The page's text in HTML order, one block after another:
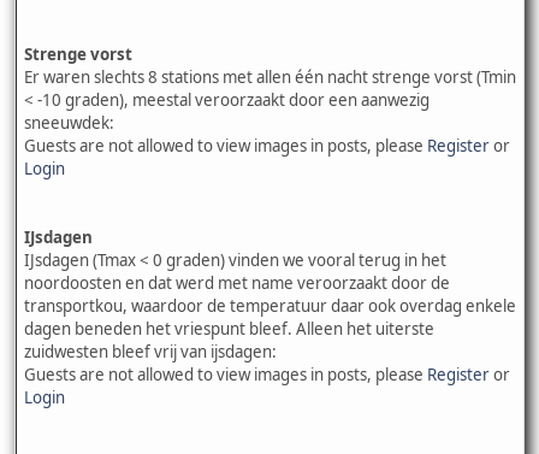
Strenge vorst
Er waren slechts 8 stations met allen één nacht strenge vorst (Tmin
< -10 graden), meestal veroorzaakt door een aanwezig
sneeuwdek:
Guests are not allowed to view images in posts, please Registeror
Login
IJsdagen
IJsdagen (Tmax < 0 graden) vinden we vooral terug in het
noordoosten en dat werd met name veroorzaakt door de
transportkou, waardoor de temperatuur daar ook overdag enkele
dagen beneden het vriespunt bleef. Alleen het uiterste
zuidwesten bleef vrij van ijsdagen:
Guests are not allowed to view images in posts, please Registeror
Login